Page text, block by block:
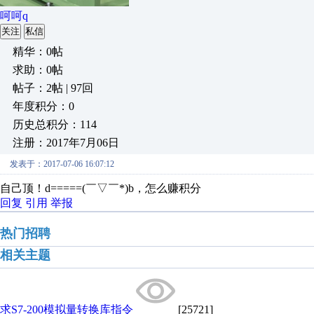
呵呵q
关注 私信
精华：0帖
求助：0帖
帖子：2帖 | 97回
年度积分：0
历史总积分：114
注册：2017年7月06日
发表于：2017-07-06 16:07:12
自己顶！d=====(￣▽￣*)b，怎么赚积分
回复 引用 举报
热门招聘
相关主题
求S7-200模拟量转换库指令 [25721]